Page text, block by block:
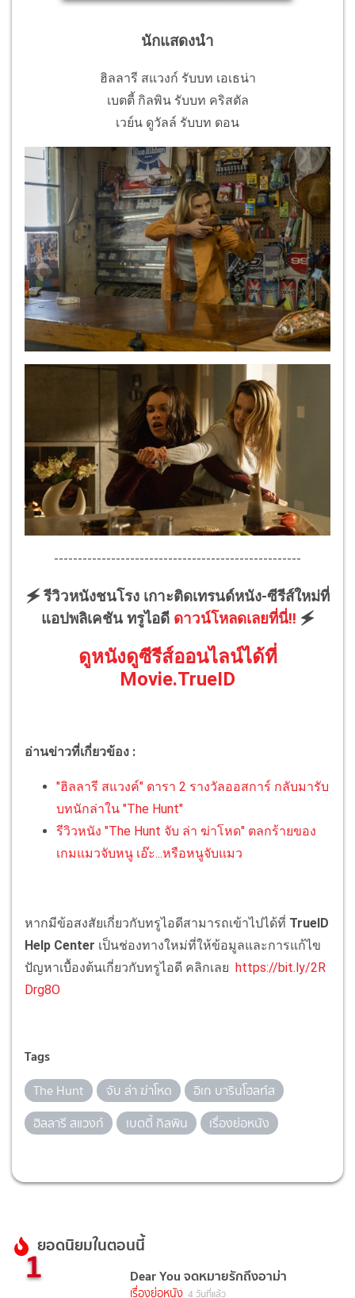
นักแสดงนำ
ฮิลลารี สแวงก์ รับบท เอเธน่า
เบตตี้ กิลพิน รับบท คริสตัล
เวย์น ดูวัลล์ รับบท ดอน
----------------------------------------------------
🗲 รีวิวหนังชนโรง เกาะติดเทรนด์หนัง-ซีรีส์ใหม่ที่
แอปพลิเคชัน ทรูไอดี ดาวน์โหลดเลยที่นี่!! 🗲
ดูหนังดูซีรีส์ออนไลน์ได้ที่
Movie.TrueID
อ่านข่าวที่เกี่ยวข้อง :
"ฮิลลารี สแวงค์" ดารา 2 รางวัลออสการ์ กลับมารับ
บทนักล่าใน "The Hunt"
รีวิวหนัง "The Hunt จับ ล่า ฆ่าโหด" ตลกร้ายของ
เกมแมวจับหนู เอ๊ะ...หรือหนูจับแมว
หากมีข้อสงสัยเกี่ยวกับทรูไอดีสามารถเข้าไปได้ที่ TrueID
Help Center เป็นช่องทางใหม่ที่ให้ข้อมูลและการแก้ไข
ปัญหาเบื้องต้นเกี่ยวกับทรูไอดี คลิกเลย https://bit.ly/2R
Drg8O
Tags
The Hunt จับ ล่า ฆ่าโหด
อิเก บารินโฮลท์ส
ฮิลลารี สแวงก์
เบตตี้ กิลพิน เรื่องย่อหนัง
ยอดนิยมในตอนนี้
1 Dear You จดหมายรักถึงอาม่า
เรื่องย่อหนัง 4 วันที่แล้ว